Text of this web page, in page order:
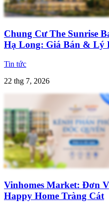
Chung Cư The Sunrise
Hạ Long: Giá Bán & Lý
Tin tức
22 thg 7, 2026
Vinhomes Market: Đơn
Happy Home Tràng Cát